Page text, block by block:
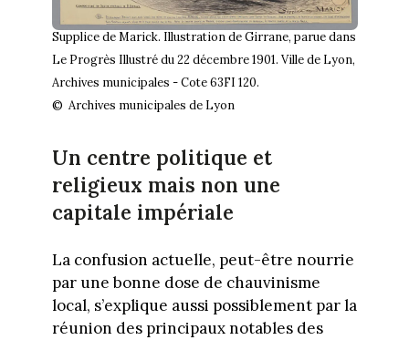
Supplice de Marick. Illustration de Girrane, parue dans
Le Progrès Illustré du 22 décembre 1901. Ville de Lyon,
Archives municipales - Cote 63FI 120.
© Archives municipales de Lyon
Un centre politique et
religieux mais non une
capitale impériale
La confusion actuelle, peut-être nourrie
par une bonne dose de chauvinisme
local, s’explique aussi possiblement par la
réunion des principaux notables des